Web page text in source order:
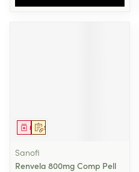
Sur prescription
Médicament
Sanofi
Renvela 800mg Comp Pell